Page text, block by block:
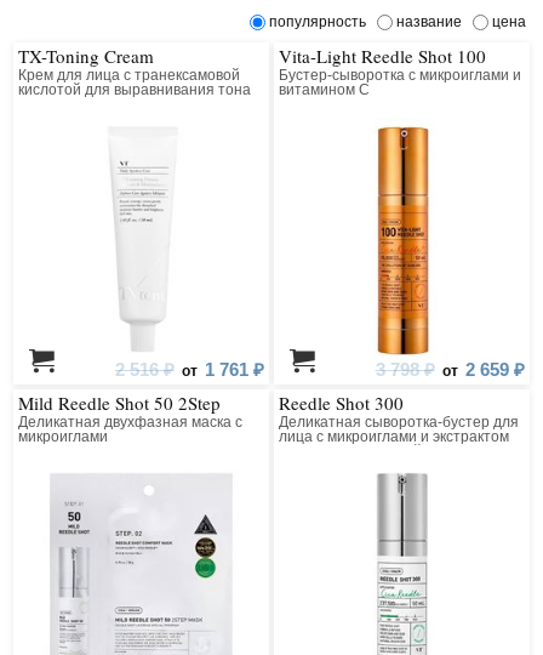
популярность название цена
TX-Toning Cream
Крем для лица с транексамовой
кислотой для выравнивания тона
2 516 ₽ от 1 761 ₽
Vita-Light Reedle Shot 100
Бустер-сыворотка с микроиглами и
витамином C
3 798 ₽ от 2 659 ₽
Mild Reedle Shot 50 2Step
Деликатная двухфазная маска с
микроиглами
Reedle Shot 300
Деликатная сыворотка-бустер для
лица с микроиглами и экстрактом